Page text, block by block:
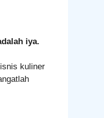
iya.
kuliner